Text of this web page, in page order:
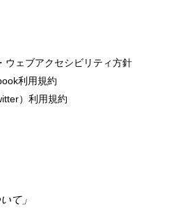
ウェブアクセシビリティ方針
利用規約
）利用規約
て」